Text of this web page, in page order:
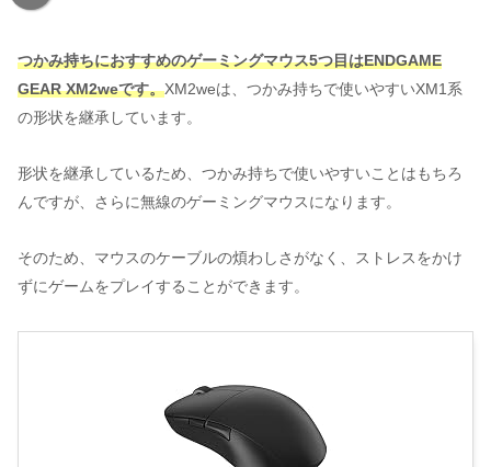
つかみ持ちにおすすめのゲーミングマウス5つ目はENDGAME
GEAR XM2weです。XM2weは、つかみ持ちで使いやすいXM1系
の形状を継承しています。
形状を継承しているため、つかみ持ちで使いやすいことはもちろ
んですが、さらに無線のゲーミングマウスになります。
そのため、マウスのケーブルの煩わしさがなく、ストレスをかけ
ずにゲームをプレイすることができます。